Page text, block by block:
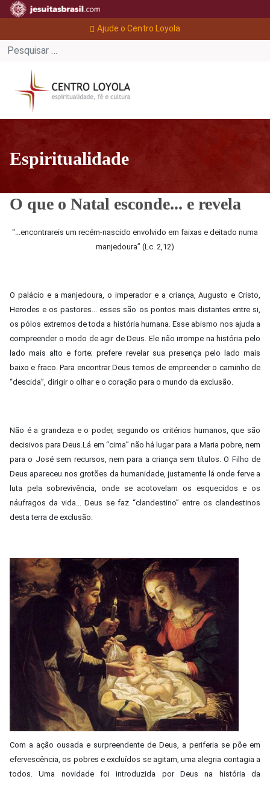
Ajude o Centro Loyola
Espiritualidade
O que o Natal esconde... e revela
“...encontrareis um recém-nascido envolvido em faixas e deitado numa
manjedoura” (Lc. 2,12)
O palácio e a manjedoura, o imperador e a criança, Augusto e Cristo,
Herodes e os pastores... esses são os pontos mais distantes entre si,
os pólos extremos de toda a história humana. Esse abismo nos ajuda a
compreender o modo de agir de Deus. Ele não irrompe na história pelo
lado mais alto e forte; prefere revelar sua presença pelo lado mais
baixo e fraco. Para encontrar Deus temos de empreender o caminho de
“descida”, dirigir o olhar e o coração para o mundo da exclusão.
Não é a grandeza e o poder, segundo os critérios humanos, que são
decisivos para Deus.Lá em “cima” não há lugar para a Maria pobre, nem
para o José sem recursos, nem para a criança sem títulos. O Filho de
Deus apareceu nos grotões da humanidade, justamente lá onde ferve a
luta pela sobrevivência, onde se acotovelam os esquecidos e os
náufragos da vida... Deus se faz “clandestino” entre os clandestinos
desta terra de exclusão.
Com a ação ousada e surpreendente de Deus, a periferia se põe em
efervescência, os pobres e excluídos se agitam, uma alegria contagia a
todos. Uma novidade foi introduzida por Deus na história da